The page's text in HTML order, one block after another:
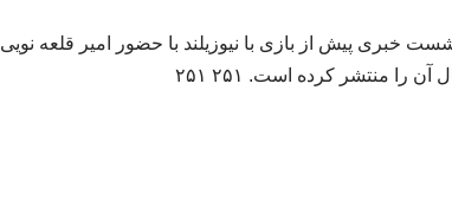
خبری پیش از بازی با نیوزیلند با حضور امیر قلعه نویی
منتشر کرده است. ۲۵۱ ۲۵۱